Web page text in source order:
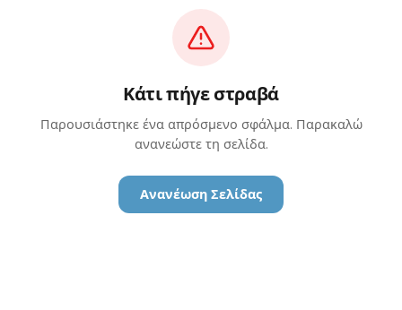
Κάτι πήγε στραβά
Παρουσιάστηκε ένα απρόσμενο σφάλμα. Παρακαλώ
ανανεώστε τη σελίδα.
Ανανέωση Σελίδας